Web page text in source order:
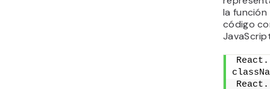
la función
código